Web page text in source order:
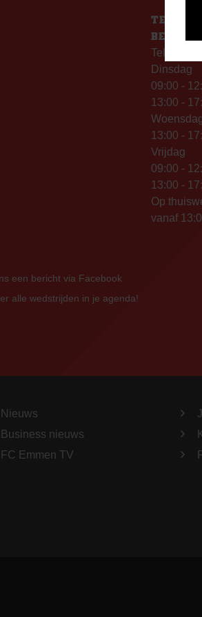
Dinsdag
09:00 -
13:00 -
13:00 -
Vrijdag
09:00 -
13:00 -
Op
vanaf
een bericht via Facebook
alle wedstrijden in je agenda!
Nieuws
Business nieuws
FC Emmen TV